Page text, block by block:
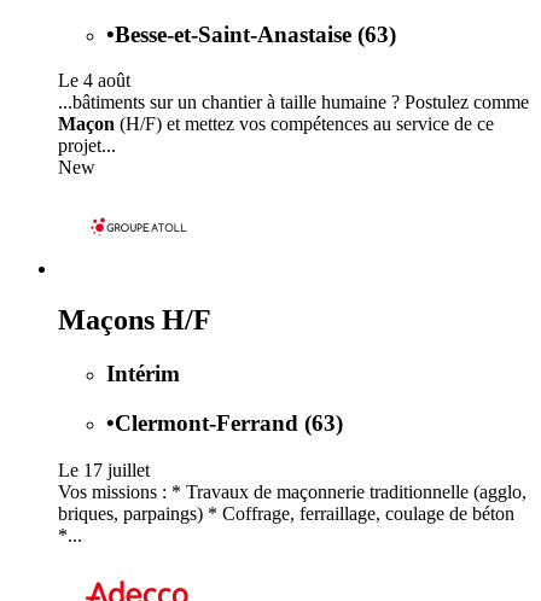
•Besse-et-Saint-Anastaise (63)
Le 4 août
...bâtiments sur un chantier à taille humaine ? Postulez comme
Maçon (H/F) et mettez vos compétences au service de ce
projet...
New
Maçons H/F
Intérim
•Clermont-Ferrand (63)
Le 17 juillet
Vos missions : * Travaux de maçonnerie traditionnelle (agglo,
briques, parpaings) * Coffrage, ferraillage, coulage de béton
*...